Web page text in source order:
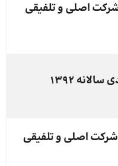
اصلی و تلفیقی
۱۳۹۲
اصلی و تلفیقی